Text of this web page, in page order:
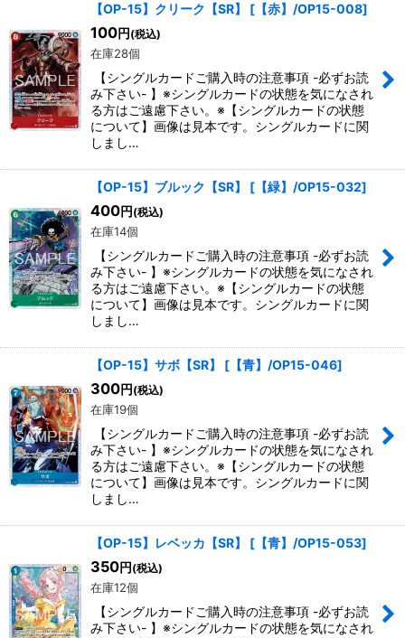
【OP-15】クリーク【SR】 [ 【赤】/OP15-008]
100円 (税込)
在庫28個
【シングルカードご購入時の注意事項 -必ずお読
み下さい- 】※シングルカードの状態を気になされ
る方はご遠慮下さい。※【シングルカードの状態
について】画像は見本です。シングルカードに関
しまし…
【OP-15】ブルック【SR】 [ 【緑】/OP15-032]
400円 (税込)
在庫14個
【シングルカードご購入時の注意事項 -必ずお読
み下さい- 】※シングルカードの状態を気になされ
る方はご遠慮下さい。※【シングルカードの状態
について】画像は見本です。シングルカードに関
しまし…
【OP-15】サボ【SR】 [ 【青】/OP15-046]
300円 (税込)
在庫19個
【シングルカードご購入時の注意事項 -必ずお読
み下さい- 】※シングルカードの状態を気になされ
る方はご遠慮下さい。※【シングルカードの状態
について】画像は見本です。シングルカードに関
しまし…
【OP-15】レベッカ【SR】 [ 【青】/OP15-053]
350円 (税込)
在庫12個
【シングルカードご購入時の注意事項 -必ずお読
み下さい- 】※シングルカードの状態を気になされ